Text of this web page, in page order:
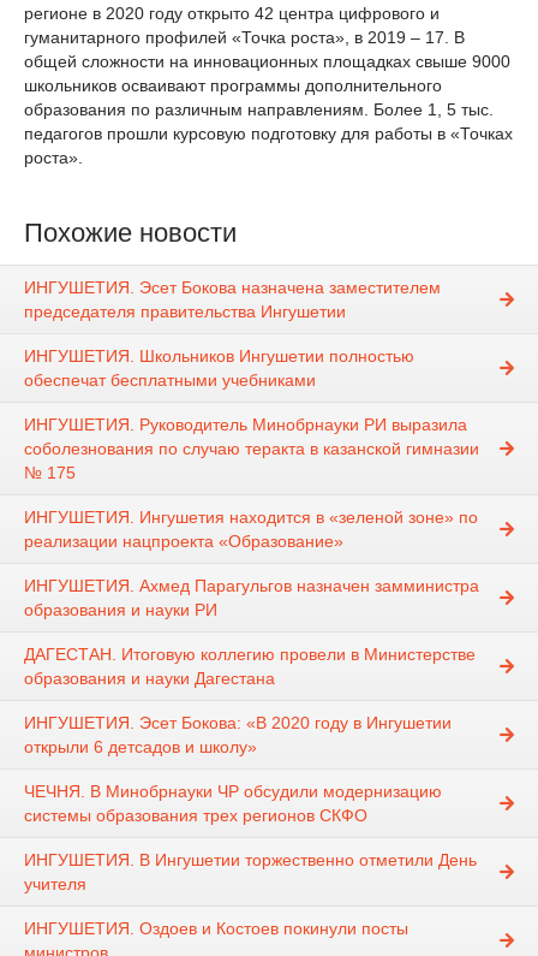
регионе в 2020 году открыто 42 центра цифрового и
гуманитарного профилей «Точка роста», в 2019 – 17. В
общей сложности на инновационных площадках свыше 9000
школьников осваивают программы дополнительного
образования по различным направлениям. Более 1, 5 тыс.
педагогов прошли курсовую подготовку для работы в «Точках
роста».
Похожие новости
ИНГУШЕТИЯ. Эсет Бокова назначена заместителем
председателя правительства Ингушетии
ИНГУШЕТИЯ. Школьников Ингушетии полностью
обеспечат бесплатными учебниками
ИНГУШЕТИЯ. Руководитель Минобрнауки РИ выразила
соболезнования по случаю теракта в казанской гимназии
№ 175
ИНГУШЕТИЯ. Ингушетия находится в «зеленой зоне» по
реализации нацпроекта «Образование»
ИНГУШЕТИЯ. Ахмед Парагульгов назначен замминистра
образования и науки РИ
ДАГЕСТАН. Итоговую коллегию провели в Министерстве
образования и науки Дагестана
ИНГУШЕТИЯ. Эсет Бокова: «В 2020 году в Ингушетии
открыли 6 детсадов и школу»
ЧЕЧНЯ. В Минобрнауки ЧР обсудили модернизацию
системы образования трех регионов СКФО
ИНГУШЕТИЯ. В Ингушетии торжественно отметили День
учителя
ИНГУШЕТИЯ. Оздоев и Костоев покинули посты